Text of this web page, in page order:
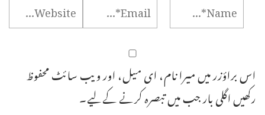
اس براؤزر میں میرا نام، ای میل، اور ویب سائٹ محفوظ
رکھیں اگلی بار جب میں تبصرہ کرنے کےلیے۔